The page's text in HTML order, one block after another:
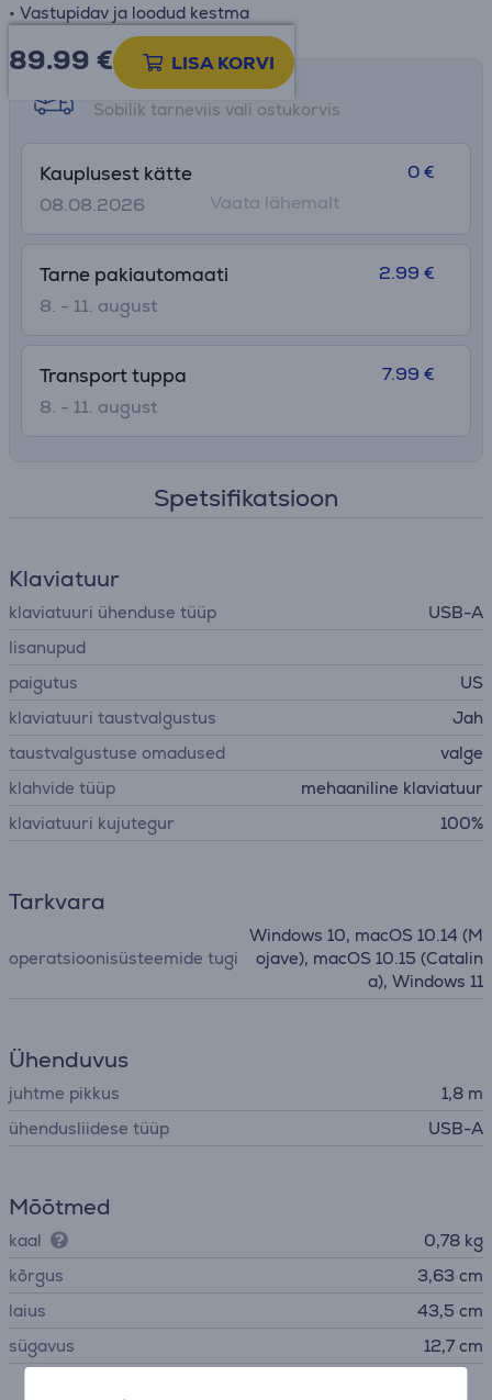
• Vastupidav ja loodud kestma
89.99 € LISA KORVI
Tarne võimalused
Sobilik tarneviis vali ostukorvis
Kauplusest kätte
08.08.2026
0 €
Vaata lähemalt
Tarne pakiautomaati
8. - 11. august
2.99 €
Transport tuppa
8. - 11. august
7.99 €
Spetsifikatsioon
Klaviatuur
klaviatuuri ühenduse tüüp
USB-A
lisanupud
paigutus
US
klaviatuuri taustvalgustus
Jah
taustvalgustuse omadused
valge
klahvide tüüp
mehaaniline klaviatuur
klaviatuuri kujutegur
100%
Tarkvara
operatsioonisüsteemide tugi
Windows 10, macOS 10.14 (M
ojave), macOS 10.15 (Catalin
a), Windows 11
Ühenduvus
juhtme pikkus
1,8 m
ühendusliidese tüüp
USB-A
Mõõtmed
kaal
0,78 kg
kõrgus
3,63 cm
laius
43,5 cm
sügavus
12,7 cm